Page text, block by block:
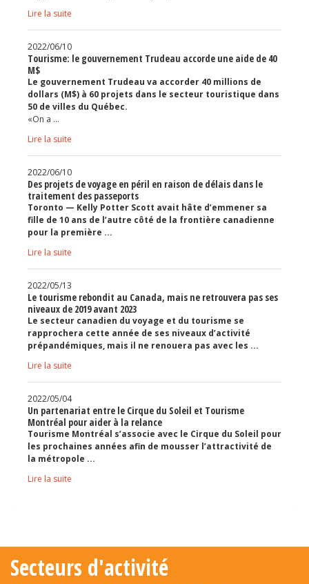
Jeux et outils terminolinguistiques
Intégration linguistique
Cours de français
Témoignages
Espace militant
Matériel à télécharger
Nos campagnes
Lire la suite
2022/06/10
Tourisme: le gouvernement Trudeau accorde une aide de 40
M$
Le gouvernement Trudeau va accorder 40 millions de
dollars (M$) à 60 projets dans le secteur touristique dans
50 de villes du Québec.
«On a ...
Lire la suite
2022/06/10
Des projets de voyage en péril en raison de délais dans le
traitement des passeports
Toronto — Kelly Potter Scott avait hâte d’emmener sa
fille de 10 ans de l’autre côté de la frontière canadienne
pour la première ...
Lire la suite
2022/05/13
Le tourisme rebondit au Canada, mais ne retrouvera pas ses
niveaux de 2019 avant 2023
Le secteur canadien du voyage et du tourisme se
rapprochera cette année de ses niveaux d’activité
prépandémiques, mais il ne renouera pas avec les ...
Lire la suite
2022/05/04
Un partenariat entre le Cirque du Soleil et Tourisme
Montréal pour aider à la relance
Tourisme Montréal s’associe avec le Cirque du Soleil pour
les prochaines années afin de mousser l’attractivité de
la métropole ...
Lire la suite
Secteurs d'activité